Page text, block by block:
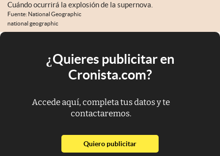
Cuándo ocurrirá la explosión de la supernova.
Fuente: National Geographic
national geographic
¿Quieres publicitar en
Cronista.com?
Accede aquí, completa tus datos y te
contactaremos.
Quiero publicitarabre en nueva pestaña